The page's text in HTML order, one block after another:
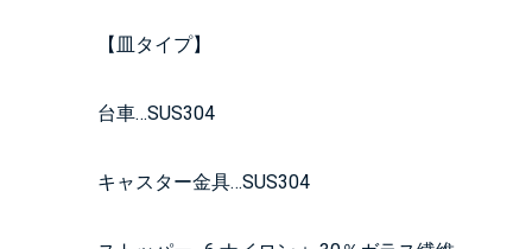
【皿タイプ】
台車…SUS304
キャスター金具…SUS304